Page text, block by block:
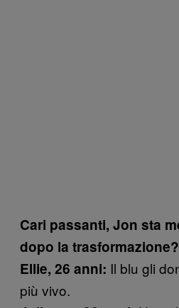
Cari passanti, Jon sta
dopo la trasformazione?
Ellie, 26 anni: Il blu gli
più vivo.